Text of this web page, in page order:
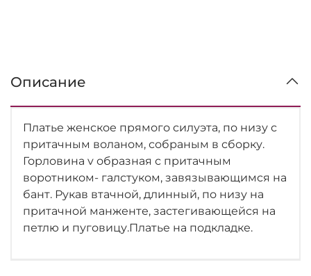
Описание
Платье женское прямого силуэта, по низу с
притачным воланом, собраным в сборку.
Горловина v образная с притачным
воротником- галстуком, завязывающимся на
бант. Рукав втачной, длинный, по низу на
притачной манженте, застегивающейся на
петлю и пуговицу.Платье на подкладке.